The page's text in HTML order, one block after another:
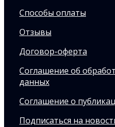
Способы оплаты
Отзывы
Договор-оферта
Соглашение об
данных
Соглашение о
Подписаться на